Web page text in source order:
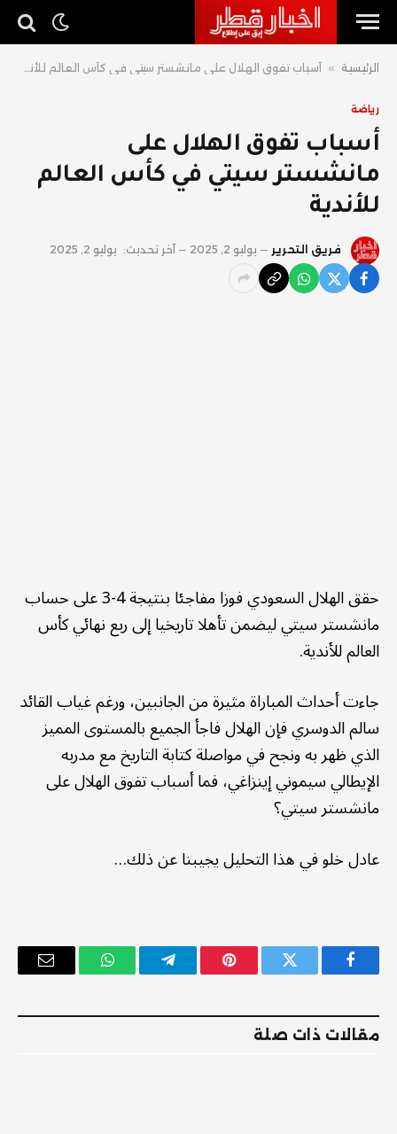
الرئيسية » أسباب تفوق الهلال على مانشستر سيتي في كأس العالم للأندية
رياضة
أسباب تفوق الهلال على
مانشستر سيتي في كأس العالم
للأندية
فريق التحرير يوليو 2, 2025 آخر تحديث: يوليو 2, 2025
حقق الهلال السعودي فوزا مفاجئا بنتيجة 4-3 على حساب
مانشستر سيتي ليضمن تأهلا تاريخيا إلى ربع نهائي كأس
العالم للأندية.
جاءت أحداث المباراة مثيرة من الجانبين، ورغم غياب القائد
سالم الدوسري فإن الهلال فاجأ الجميع بالمستوى المميز
الذي ظهر به ونجح في مواصلة كتابة التاريخ مع مدربه
الإيطالي سيموني إينزاغي، فما أسباب تفوق الهلال على
مانشستر سيتي؟
عادل خلو في هذا التحليل يجيبنا عن ذلك…
فيسبوك تويتر بينتيريستتيلقرام واتساب
البريد
مقالات ذات صلة